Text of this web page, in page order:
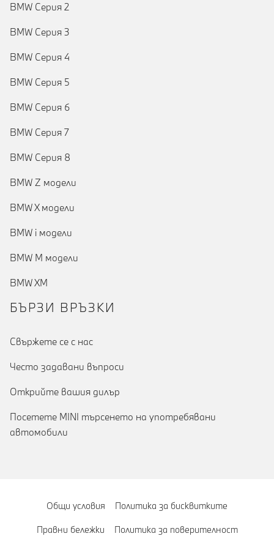
BMW Серия 2
BMW Серия 3
BMW Серия 4
BMW Серия 5
BMW Серия 6
BMW Серия 7
BMW Серия 8
BMW Z модели
BMW X модели
BMW i модели
BMW M модели
BMW XM
БЪРЗИ ВРЪЗКИ
Cвържете се с нас
Често задавани въпроси
Открийте вашия дилър
Посетете MINI търсенето на употребявани
автомобили
Общи условия Политика за бисквитките
Правни бележки Политика за поверителност